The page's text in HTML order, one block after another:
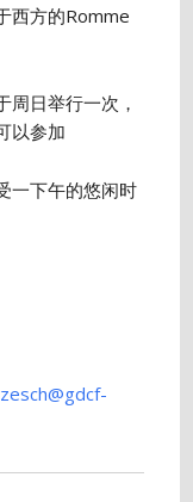
西方的Romme
周日举行一次，
以参加
一下午的悠闲时